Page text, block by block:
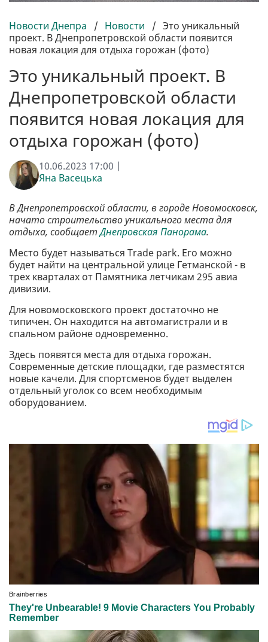
Новости Днепра / Новости / Это уникальный
проект. В Днепропетровской области появится
новая локация для отдыха горожан (фото)
Это уникальный проект. В
Днепропетровской области
появится новая локация для
отдыха горожан (фото)
10.06.2023 17:00 |
Яна Васецька
В Днепропетровской области, в городе Новомосковск,
начато строительство уникального места для
отдыха, сообщаетДнепровская Панорама.
Место будет называться Trade park. Его можно
будет найти на центральной улице Гетманской - в
трех кварталах от Памятника летчикам 295 авиа
дивизии.
Для новомосковского проект достаточно не
типичен. Он находится на автомагистрали и в
спальном районе одновременно.
Здесь появятся места для отдыха горожан.
Современные детские площадки, где разместятся
новые качели. Для спортсменов будет выделен
отдельный уголок со всем необходимым
оборудованием.